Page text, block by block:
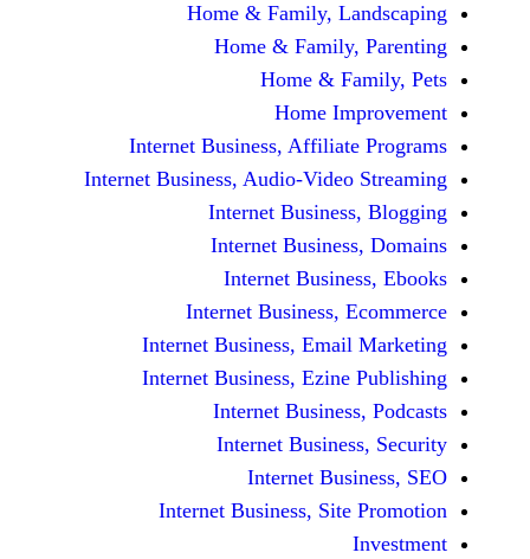
Home & Family,
Home &
Home &
Home
Internet Business,
Internet Business, Audio-
Internet
Internet
Internet
Internet Business,
Internet Business,
Internet Business,
Internet
Internet
Internet
Internet Business,